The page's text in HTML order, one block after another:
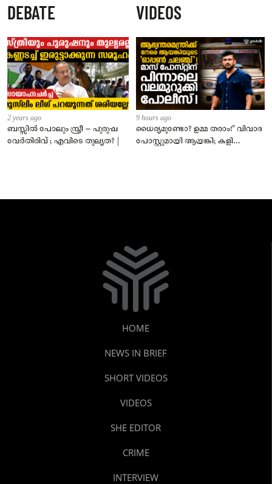
സെപ്റ്റംബർ 1 മുതൽ നിലവിൽ
വരും
DEBATE
2 years ago
ബസ്സിൽ പോലും സ്ത്രീ – പുരുഷ
വേർതിരിവ് ; എവിടെ തുല്യത? |
VIDEOS
9 hours ago
ധൈര്യമുണ്ടോ? ഉമ്മ തരാം!” വിവാദ
പോസ്റ്റുമായി ആയങ്കി; കളി
HOME
NEWS IN BRIEF
SHORT VIDEOS
VIDEOS
SHE EDITOR
CRIME
INTERVIEW